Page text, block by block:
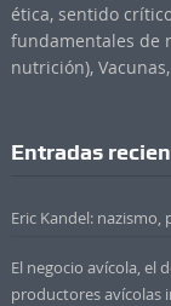
ética, sentido
fundamentales de
nutrición),
Entradas
Eric Kandel: nazismo,
El negocio avícola, el
productores avícolas